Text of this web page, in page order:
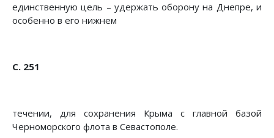
единственную цель – удержать оборону на Днепре, и
особенно в его нижнем
С. 251
течении, для сохранения Крыма с главной базой
Черномор­ского флота в Севастополе.